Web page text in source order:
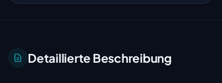
Detaillierte Beschreibung